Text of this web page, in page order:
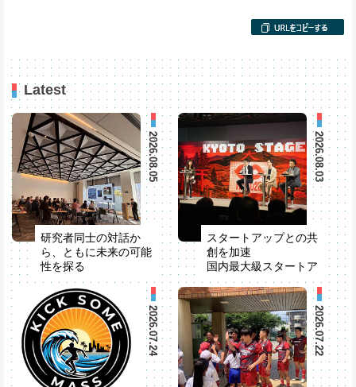
Latest
研究者同士の対話か
ら、ともに未来の可能
性を探る
米国でStrategic R&D
Partner Seminarを開
催
2026.08.05
スタートアップとの共
創を加速
国内最大級スタートア
ップイベント
「IVS2026」が開催
2026.08.03
2026.07.24 2026.07.22